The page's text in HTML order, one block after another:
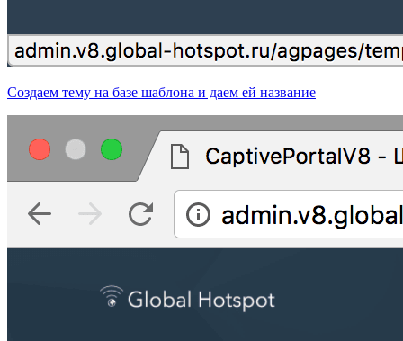
Создаем тему на базе шаблона и даем ей название